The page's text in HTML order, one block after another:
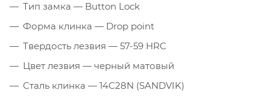
Тип замка — Button Lock
Форма клинка — Drop point
Твердость лезвия — 57-59 HRC
Цвет лезвия — черный матовый
Сталь клинка — 14C28N (SANDVIK)